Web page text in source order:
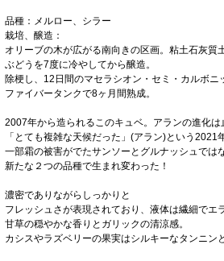
品種：メルロー、シラー
栽培、醸造：
オリーブの木が広がる南向きの区画。粘土石灰質
ぶどうを7度に冷やしてから醸造。
除梗し、12日間のマセラシオン・セミ・カルボニ
ファイバータンクで8ヶ月間熟成。
2007年から造られるこのキュベ。アランの進化は
「とても複雑な天候だった」(アラン)という2021
一部霜の被害がでたサンソーとグルナッシュではな
新たな２つの品種で生まれ変わった！
濃密でありながらしっかりと
フレッシュさが表現されており、液体は繊細でエ
甘草の穏やかな香りとガリックの清涼感。
カシスやラズベリーの果実はシルキーなタンニン